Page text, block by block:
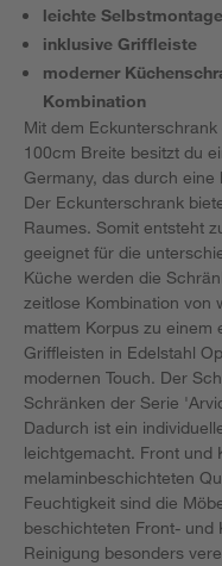
leichte Selbstmontage
inklusive Griffleiste
moderner
Kombination
Mit dem
100cm Breite besitzt du
Germany, das durch
Der Eckunterschrank
Raumes. Somit entsteht
geeignet für die
Küche werden die
zeitlose Kombination von
mattem Korpus zu einem
Griffleisten in Edelstahl
modernen Touch. Der
Schränken der Serie
Dadurch ist ein
leichtgemacht. Front und
melaminbeschichteten
Feuchtigkeit sind die
beschichteten Front- und
Reinigung besonders